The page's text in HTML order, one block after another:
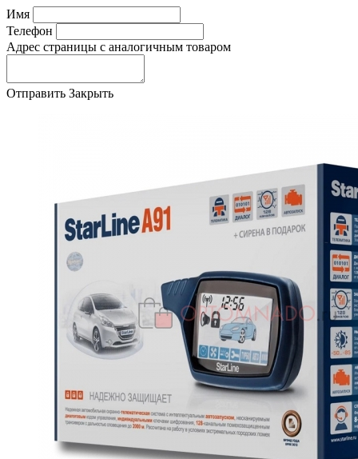
Имя
Телефон
Адрес страницы с аналогичным товаром
Отправить Закрыть